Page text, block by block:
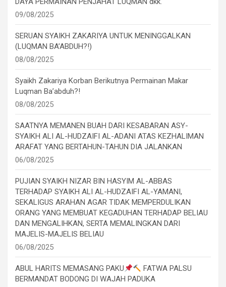
09/08/2025
SERUAN SYAIKH ZAKARIYA UNTUK MENINGGALKAN
(LUQMAN BA’ABDUH?!)
08/08/2025
Syaikh Zakariya Korban Berikutnya Permainan Makar
Luqman Ba’abduh?!
08/08/2025
SAATNYA MEMANEN BUAH DARI KESABARAN ASY-
SYAIKH ALI AL-HUDZAIFI AL-ADANI ATAS KEZHALIMAN
ARAFAT YANG BERTAHUN-TAHUN DIA JALANKAN
06/08/2025
PUJIAN SYAIKH NIZAR BIN HASYIM AL-ABBAS
TERHADAP SYAIKH ALI AL-HUDZAIFI AL-YAMANI,
SEKALIGUS ARAHAN AGAR TIDAK MEMPERDULIKAN
ORANG YANG MEMBUAT KEGADUHAN TERHADAP BELIAU
DAN MENGALIHKAN, SERTA MEMALINGKAN DARI
MAJELIS-MAJELIS BELIAU
06/08/2025
ABUL HARITS MEMASANG PAKU
FATWA PALSU
BERMANDAT BODONG DI WAJAH PADUKA